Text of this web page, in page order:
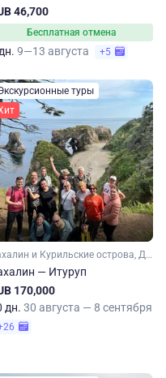
46,700
Бесплатная отмена
9—13 августа +5
туры
Сахалин и Курильские острова, Дальний Восток
— Итуруп
170,000
дн. 30 августа — 8 сентября